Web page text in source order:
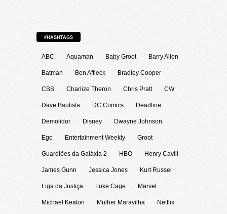
#HASHTAGS
ABC Aquaman Baby Groot Barry Allen
Batman Ben Affleck Bradley Cooper
CBS Charlize Theron Chris Pratt CW
Dave Bautista DC Comics Deadline
Demolidor Disney Dwayne Johnson
Ego Entertainment Weekly Groot
Guardiões da Galáxia 2 HBO Henry Cavill
James Gunn Jessica Jones Kurt Russel
Liga da Justiça Luke Cage Marvel
Michael Keaton Mulher Maravilha Netflix